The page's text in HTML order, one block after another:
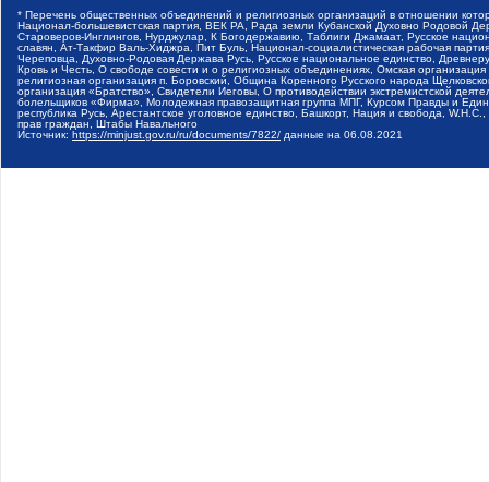
* Перечень общественных объединений и религиозных организаций в отношении
Национал-большевистская партия, ВЕК РА, Рада земли Кубанской Духовно Родовой
Староверов-Инглингов, Нурджулар, К Богодержавию, Таблиги Джамаат, Русское
славян, Ат-Такфир Валь-Хиджра, Пит Буль, Национал-социалистическая рабочая
Череповца, Духовно-Родовая Держава Русь, Русское национальное единство,
Кровь и Честь, О свободе совести и о религиозных объединениях, Омская
религиозная организация п. Боровский, Община Коренного Русского народа
организация «Братство», Свидетели Иеговы, О противодействии экстремистской
болельщиков «Фирма», Молодежная правозащитная группа МПГ, Курсом Правды и
республика Русь, Арестантское уголовное единство, Башкорт, Нация и свобода,
прав граждан, Штабы Навального
Источник: https://minjust.gov.ru/ru/documents/7822/ данные на 06.08.2021